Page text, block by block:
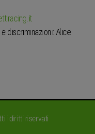
discriminazioni: Alice
i diritti riservati